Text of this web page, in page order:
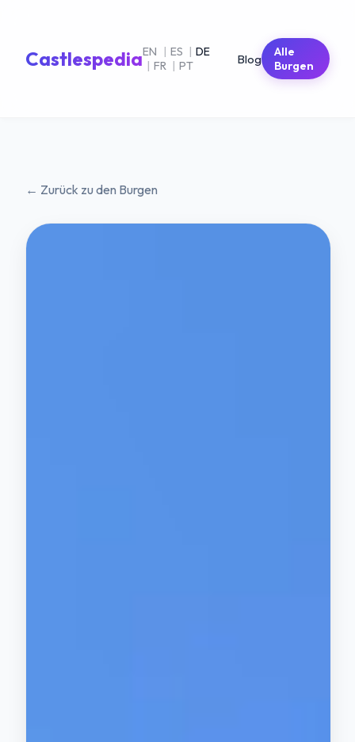
CastlespediaEN | ES | DE
| FR | PT Blog
Alle
Burgen
← Zurück zu den Burgen